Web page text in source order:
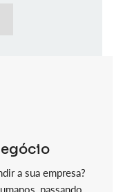
a sua empresa?
passando